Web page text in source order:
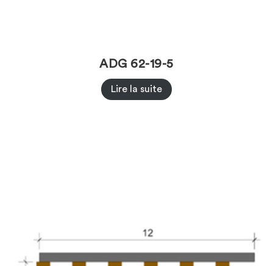
ADG 62-19-5
Lire la suite